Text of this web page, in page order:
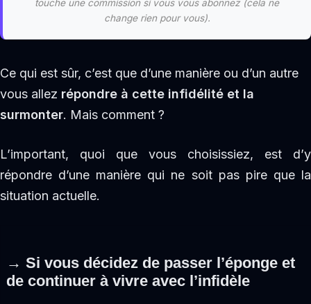
touche une commission si vous vous abonnez (cela ne
change rien pour vous).
Ce qui est sûr, c’est que d’une manière ou d’un autre
vous allez répondre à cette infidélité et la
surmonter. Mais comment ?
L’important, quoi que vous choisissiez, est d’y
répondre d’une manière qui ne soit pas pire que la
situation actuelle.
→ Si vous décidez de passer l’éponge et
de continuer à vivre avec l’infidèle